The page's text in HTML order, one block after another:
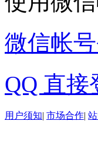
微信帐
QQ 直接
用户须知| 市场合作|